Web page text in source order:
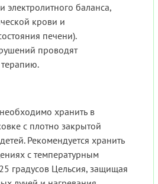
электролитного баланса,
крови и
печени).
проводят
хранить в
с плотно закрытой
Рекомендуется хранить
с температурным
градусов Цельсия, защищая